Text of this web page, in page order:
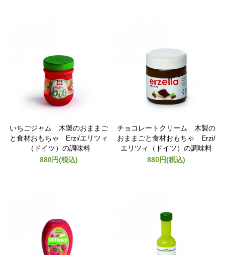
いちごジャム 木製のおままご
と食材おもちゃ Erzi/エリツィ
（ドイツ）の調味料
880円(税込)
チョコレートクリーム 木製の
おままごと食材おもちゃ Erzi/
エリツィ（ドイツ）の調味料
880円(税込)